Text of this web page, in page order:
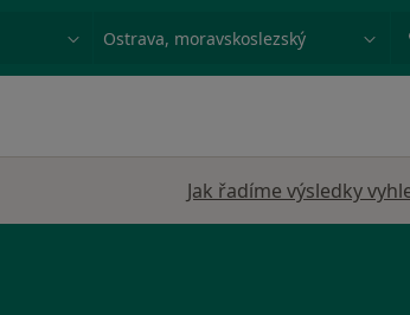
příjmení
Jak řadíme výsledky